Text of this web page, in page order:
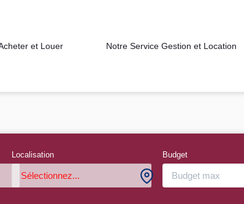
et Louer Notre Service Gestion et Location
Localisation
Sélectionnez...
Budget